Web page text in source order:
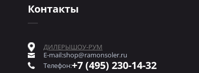
Контакты
ДИЛЕРЫШОУ-РУМ
E-mail:shop@ramonsoler.ru
Телефон:+7 (495) 230-14-32